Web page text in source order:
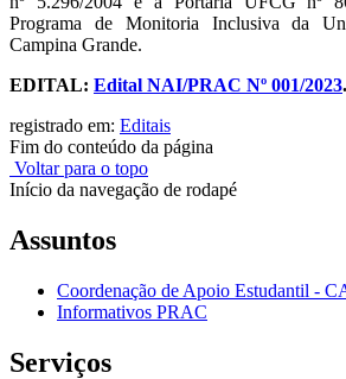
Programa de Monitoria Inclusiva da
Campina Grande.
EDITAL: Edital NAI/PRAC Nº 001/2023.
registrado em: Editais
Fim do conteúdo da página
Voltar para o topo
Início da navegação de rodapé
Assuntos
Coordenação de Apoio Estudantil -
Informativos PRAC
Serviços